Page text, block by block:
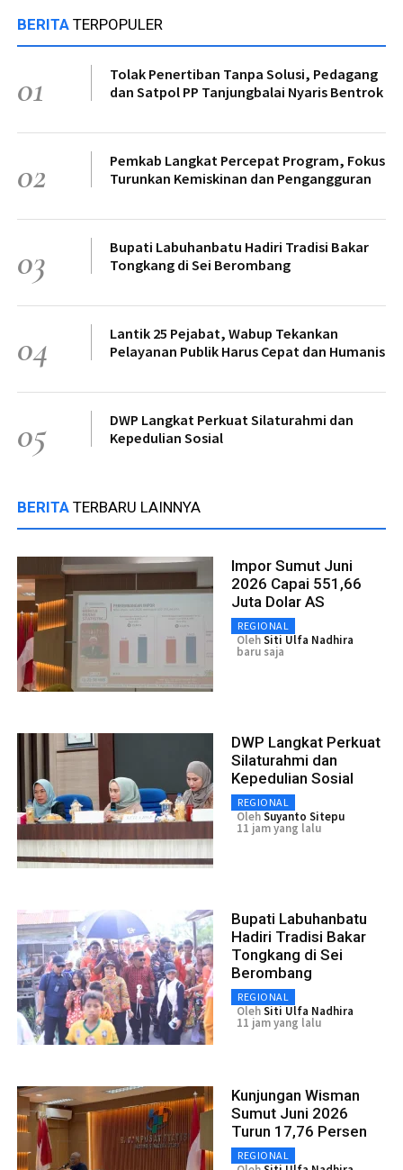
BERITA TERPOPULER
01
Tolak Penertiban Tanpa Solusi, Pedagang
dan Satpol PP Tanjungbalai Nyaris Bentrok
02
Pemkab Langkat Percepat Program, Fokus
Turunkan Kemiskinan dan Pengangguran
03
Bupati Labuhanbatu Hadiri Tradisi Bakar
Tongkang di Sei Berombang
04
Lantik 25 Pejabat, Wabup Tekankan
Pelayanan Publik Harus Cepat dan Humanis
05
DWP Langkat Perkuat Silaturahmi dan
Kepedulian Sosial
BERITA TERBARU LAINNYA
Impor Sumut Juni
2026 Capai 551,66
Juta Dolar AS
REGIONAL
OlehSiti Ulfa Nadhira
baru saja
DWP Langkat Perkuat
Silaturahmi dan
Kepedulian Sosial
REGIONAL
OlehSuyanto Sitepu
11 jam yang lalu
Bupati Labuhanbatu
Hadiri Tradisi Bakar
Tongkang di Sei
Berombang
REGIONAL
OlehSiti Ulfa Nadhira
11 jam yang lalu
Kunjungan Wisman
Sumut Juni 2026
Turun 17,76 Persen
REGIONAL